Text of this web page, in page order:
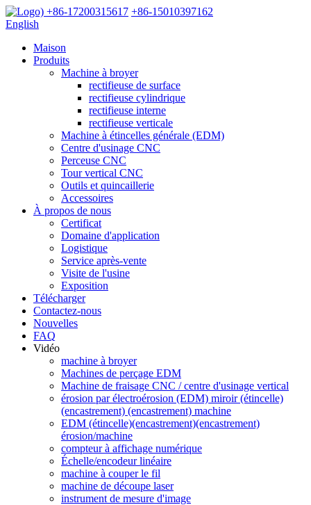
+86-17200315617 +86-15010397162
English
Maison
Produits
Machine à broyer
rectifieuse de surface
rectifieuse cylindrique
rectifieuse interne
rectifieuse verticale
Machine à étincelles générale (EDM)
Centre d'usinage CNC
Perceuse CNC
Tour vertical CNC
Outils et quincaillerie
Accessoires
À propos de nous
Certificat
Domaine d'application
Logistique
Service après-vente
Visite de l'usine
Exposition
Télécharger
Contactez-nous
Nouvelles
FAQ
Vidéo
machine à broyer
Machines de perçage EDM
Machine de fraisage CNC / centre d'usinage vertical
érosion par électroérosion (EDM) miroir (étincelle)
(encastrement) (encastrement) machine
EDM (étincelle)(encastrement)(encastrement)
érosion/machine
compteur à affichage numérique
Échelle/encodeur linéaire
machine à couper le fil
machine de découpe laser
instrument de mesure d'image